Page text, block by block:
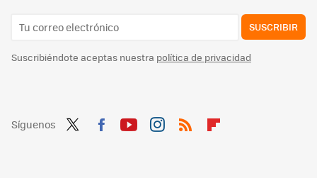
SUSCRIBIR
Suscribiéndote aceptas nuestra política de privacidad
Síguenos